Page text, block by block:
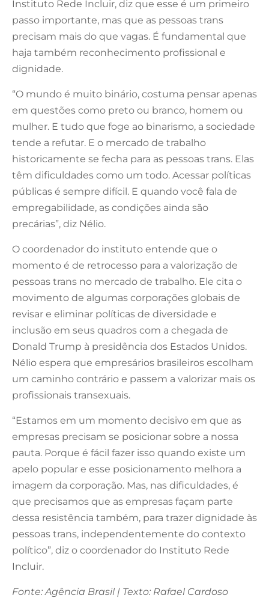
Instituto Rede Incluir, diz que esse é um primeiro
passo importante, mas que as pessoas trans
precisam mais do que vagas. É fundamental que
haja também reconhecimento profissional e
dignidade.
“O mundo é muito binário, costuma pensar apenas
em questões como preto ou branco, homem ou
mulher. E tudo que foge ao binarismo, a sociedade
tende a refutar. E o mercado de trabalho
historicamente se fecha para as pessoas trans. Elas
têm dificuldades como um todo. Acessar políticas
públicas é sempre difícil. E quando você fala de
empregabilidade, as condições ainda são
precárias”, diz Nélio.
O coordenador do instituto entende que o
momento é de retrocesso para a valorização de
pessoas trans no mercado de trabalho. Ele cita o
movimento de algumas corporações globais de
revisar e eliminar políticas de diversidade e
inclusão em seus quadros com a chegada de
Donald Trump à presidência dos Estados Unidos.
Nélio espera que empresários brasileiros escolham
um caminho contrário e passem a valorizar mais os
profissionais transexuais.
“Estamos em um momento decisivo em que as
empresas precisam se posicionar sobre a nossa
pauta. Porque é fácil fazer isso quando existe um
apelo popular e esse posicionamento melhora a
imagem da corporação. Mas, nas dificuldades, é
que precisamos que as empresas façam parte
dessa resistência também, para trazer dignidade às
pessoas trans, independentemente do contexto
político”, diz o coordenador do Instituto Rede
Incluir.
Fonte: Agência Brasil | Texto: Rafael Cardoso